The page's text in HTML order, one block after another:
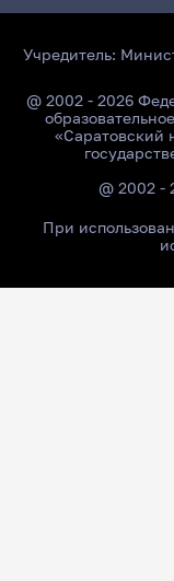
Учредитель:
@ 2002 - 2026
«Саратовский
@ 2002 -
При